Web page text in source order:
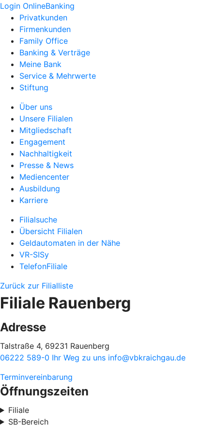
Login OnlineBanking
Privatkunden
Firmenkunden
Family Office
Banking & Verträge
Meine Bank
Service & Mehrwerte
Stiftung
Über uns
Unsere Filialen
Mitgliedschaft
Engagement
Nachhaltigkeit
Presse & News
Mediencenter
Ausbildung
Karriere
Filialsuche
Übersicht Filialen
Geldautomaten in der Nähe
VR-SISy
TelefonFiliale
Zurück zur Filialliste
Filiale Rauenberg
Adresse
Talstraße 4, 69231 Rauenberg
06222 589-0 Ihr Weg zu uns info@vbkraichgau.de
Terminvereinbarung
Öffnungszeiten
Filiale
SB-Bereich